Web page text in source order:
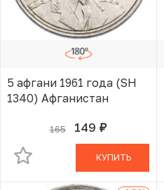
5 афгани 1961 года (SH
1340) Афганистан
165 149 руб.
В КОРЗИНЕ
КУПИТЬ